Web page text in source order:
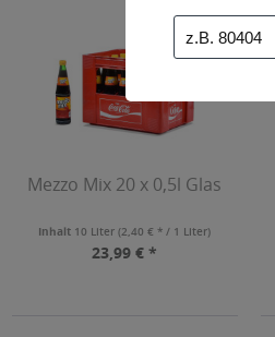
Mezzo Mix 20 x 0,5l Glas
Inhalt 10 Liter(2,40 € * / 1 Liter)
23,99 € *